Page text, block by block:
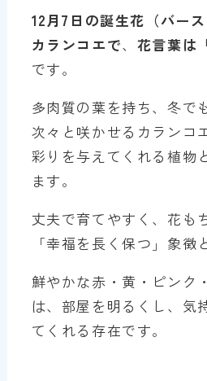
12月7 日の誕生花（バー
カランコエで、 花言葉は
です。
多肉質の葉を持ち、冬で
次々と咲かせるカランコ
彩りを与えてくれる植物
ます。
丈夫で育てやすく、花も
「幸福を長く保つ」象徴
鮮やかな赤・黄・ピンク
は、部屋を明るくし、気
てくれる存在です。